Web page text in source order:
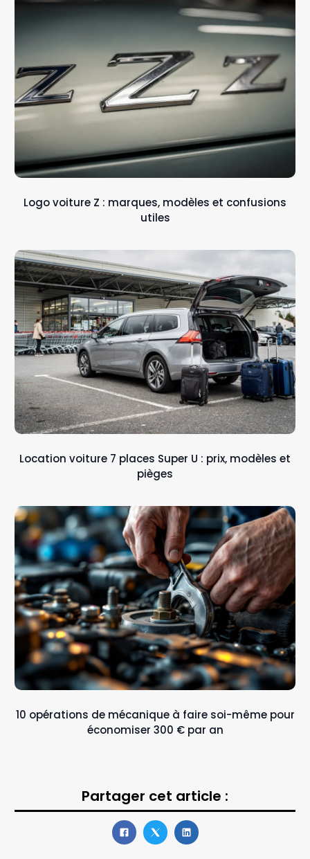
Logo voiture Z : marques, modèles et confusions
utiles
Location voiture 7 places Super U : prix, modèles et
pièges
10 opérations de mécanique à faire soi-même pour
économiser 300 € par an
Partager cet article :